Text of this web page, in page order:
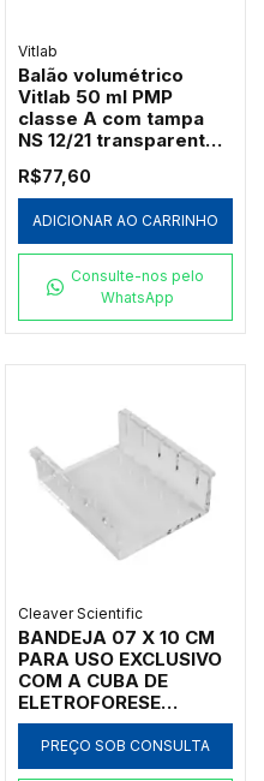
Vitlab
Balão volumétrico
Vitlab 50 ml PMP
classe A com tampa
NS 12/21 transparente -
R$77,60
ADICIONAR AO CARRINHO
Consulte-nos pelo
WhatsApp
Cleaver Scientific
BANDEJA 07 X 10 CM
PARA USO EXCLUSIVO
COM A CUBA DE
ELETROFORESE
HORIZONTAL,
TAMANHO 7 X 10 CM,
PARA USO NAS CUBAS
PREÇO SOB CONSULTA